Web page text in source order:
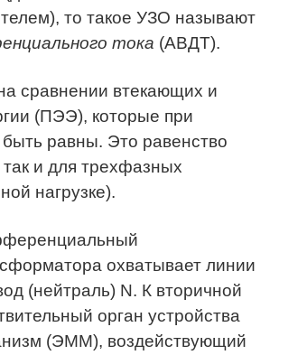
то такое УЗО называют
тока (АВДТ).
сравнении втекающих и
(ПЭЭ), которые при
равны. Это равенство
и для трехфазных
нагрузке).
охватывает линии
(нейтраль) N. К вторичной
орган устройства
(ЭММ), воздействующий